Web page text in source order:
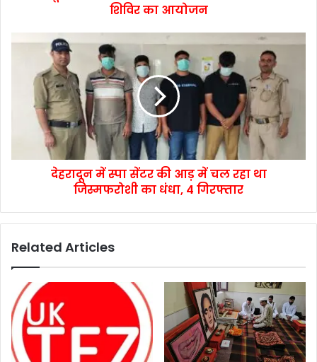
शिविर का आयोजन
देहरादून में स्पा सेंटर की आड़ में चल रहा था
जिस्मफरोशी का धंधा, 4 गिरफ्तार
Related Articles